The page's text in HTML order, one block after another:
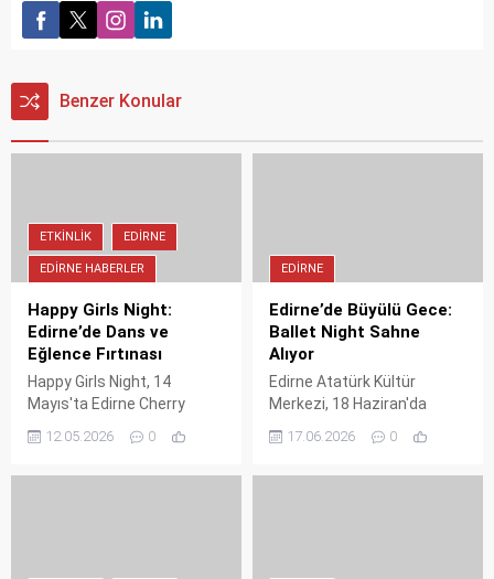
Benzer Konular
ETKINLIK EDIRNE
EDIRNE HABERLER
Happy Girls Night:
Edirne’de Dans ve
Eğlence Fırtınası
Happy Girls Night, 14
Mayıs'ta Edirne Cherry
Lounge'da pop, R&B ve K-
Pop hitleriyle dolu
12.05.2026 0
EDIRNE
Edirne’de Büyülü Gece:
Ballet Night Sahne
Alıyor
Edirne Atatürk Kültür
Merkezi, 18 Haziran'da
büyüleyici bir çocuk
balesine ev sahipliği yapıyor.
17.06.2026 0